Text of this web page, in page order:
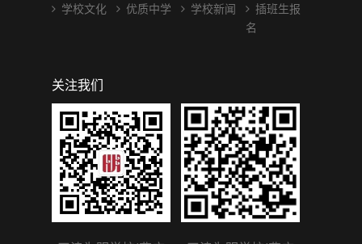
学校文化
优质中学
学校新闻
插班生报
名
关注我们